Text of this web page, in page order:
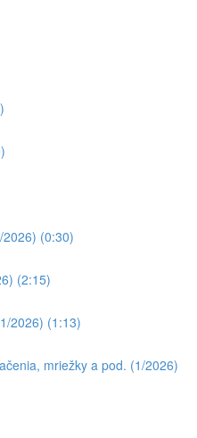
(0:30)
(2:15)
2026) (1:13)
mriežky a pod. (1/2026)